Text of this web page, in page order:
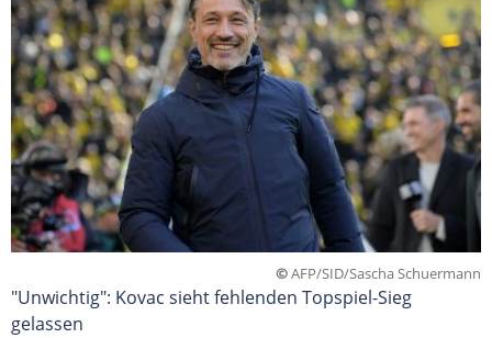
©AFP/SID/Sascha Schuermann
"Unwichtig": Kovac sieht fehlenden Topspiel-Sieg
gelassen